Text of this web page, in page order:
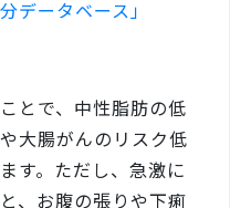
データベース」
とで、中性脂肪の低
大腸がんのリスク低
す。ただし、急激に
、お腹の張りや下痢